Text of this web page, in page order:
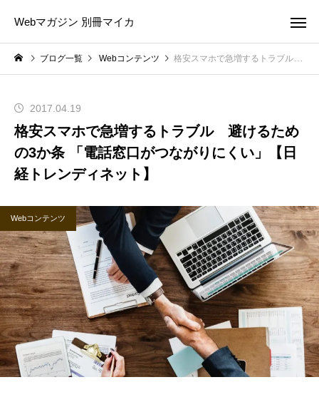
Webマガジン 別冊マイカ
ブログ一覧 Webコンテンツ 格安スマホで急増するトラブル 避けるための3か条 「電話窓口がつながりにくい」【日経トレンディネット】
2017.04.19
格安スマホで急増するトラブル 避けるため
の3か条 「電話窓口がつながりにくい」【日
経トレンディネット】
Webコンテンツ